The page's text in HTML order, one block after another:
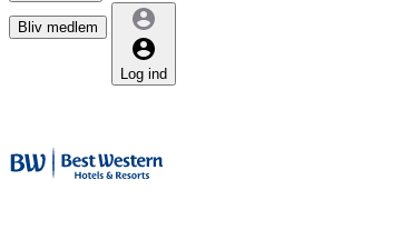
Bliv medlem
Log ind